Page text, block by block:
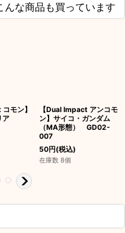
んな商品も買っています
モン】
ア
【Dual Impact アンコモ
ン】サイコ・ガンダム
（MA形態） GD02-
007
50円(税込)
在庫数 8個